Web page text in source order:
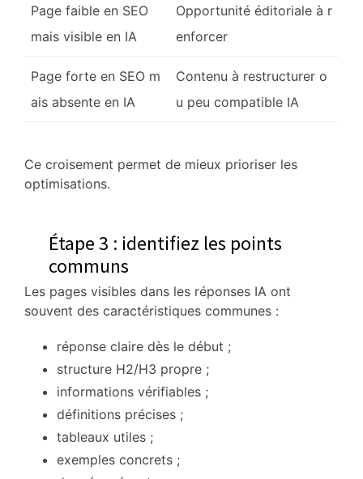
Page faible en SEO
mais visible en IA
Opportunité éditoriale à r
enforcer
Page forte en SEO m
ais absente en IA
Contenu à restructurer o
u peu compatible IA
Ce croisement permet de mieux prioriser les
optimisations.
Étape 3 : identifiez les points
communs
Les pages visibles dans les réponses IA ont
souvent des caractéristiques communes :
réponse claire dès le début ;
structure H2/H3 propre ;
informations vérifiables ;
définitions précises ;
tableaux utiles ;
exemples concrets ;